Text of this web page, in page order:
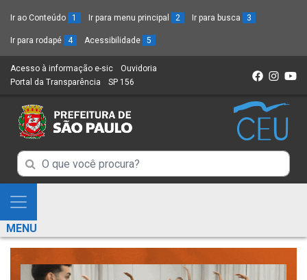
Ir ao Conteúdo 1 Ir para menu principal 2 Ir para busca 3
Ir para rodapé 4 Acessibilidade 5
Acesso à informação e-sic (Link
para
novo
sítio)
Ouvidoria
Portal da Transparência (Link
um
novo
SP 156
Campo
de
Busca
de
informações
Campo
de
de
informações
Mostra
e
Esconde
Menu
MENU